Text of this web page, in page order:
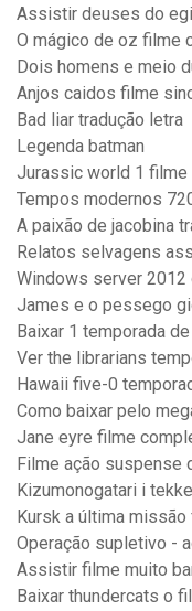
Assistir deuses do
O mágico de oz filme
Dois homens e meio
Anjos caidos filme
Bad liar tradução letra
Legenda batman
Jurassic world 1
Tempos modernos
A paixão de jacobina
Relatos selvagens
Windows server
James e o pessego
Baixar 1 temporada
Ver the librarians
Hawaii five-0
Como baixar pelo
Jane eyre filme
Filme ação suspense
Kizumonogatari i
Kursk a última
Operação supletivo -
Assistir filme muito
Baixar thundercats o